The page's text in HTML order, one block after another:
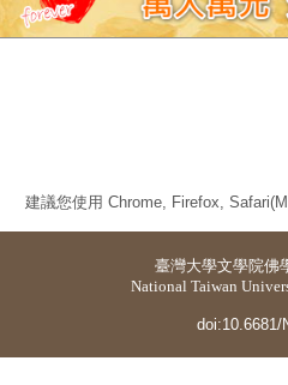
建議您使用 Chrome, Firefox,
臺灣大學文學院佛
National Taiwan
doi:10.6681/